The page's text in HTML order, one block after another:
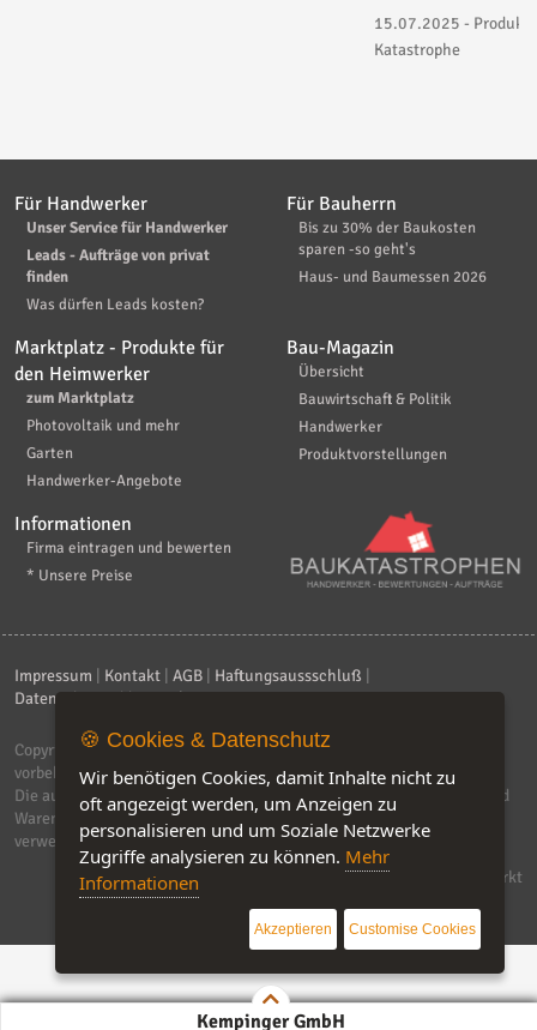
15.07.2025 -
Katastrophe
Kempinger GmbH
Für Handwerker
Unser Service für Handwerker
Leads - Aufträge von privat
finden
Was dürfen Leads kosten?
Für Bauherrn
Bis zu 30% der Baukosten
sparen -so geht's
Haus- und Baumessen 2026
Marktplatz - Produkte für
den Heimwerker
zum Marktplatz
Photovoltaik und mehr
Garten
Handwerker-Angebote
Bau-Magazin
Übersicht
Bauwirtschaft & Politik
Handwerker
Produktvorstellungen
Informationen
Firma eintragen und bewerten
* Unsere Preise
Impressum Kontakt AGB Haftungsaussschluß
Datenschutzerklärung|FAQ
Copyright © 2026ebiz-consult GmbH & Co. KG
vorbehalten.
Die auf dieser Seite verwendeten Produktbezeichnungen, Namen und
Warenzeichen sind Eigentum der jeweiligen Firmen. Unser Portal
verwendet Affiliat-Links, für dir wir Geld erhalten.
Software by IQ-Markt
🍪 Cookies & Datenschutz
Wir benötigen Cookies, damit Inhalte nicht zu
oft angezeigt werden, um Anzeigen zu
personalisieren und um Soziale Netzwerke
Zugriffe analysieren zu können. Mehr
Informationen
Akzeptieren Customise Cookies